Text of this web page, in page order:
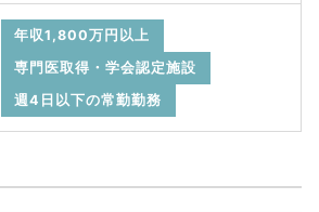
年収1,800万円以上
専門医取得・学会認定施設
週4日以下の常勤勤務